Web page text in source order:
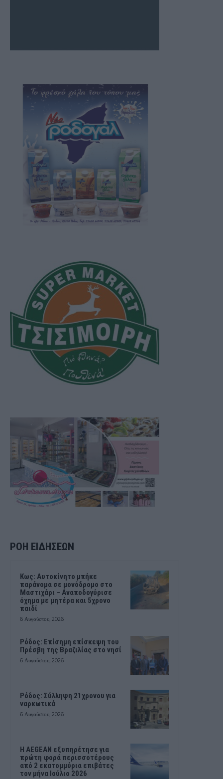
ΡΟΗ ΕΙΔΗΣΕΩΝ
Kως: Αυτοκίνητο μπήκε
παράνομα σε μονόδρομο στο
Μαστιχάρι – Αναποδογύρισε
όχημα με μητέρα και 5χρονο
παιδί
6 Αυγούστου, 2026
Ρόδος: Επίσημη επίσκεψη του
Πρέσβη της Βραζιλίας στο νησί
6 Αυγούστου, 2026
Ρόδος: Σύλληψη 21χρονου για
ναρκωτικά
6 Αυγούστου, 2026
Η AEGEAN εξυπηρέτησε για
πρώτη φορά περισσοτέρους
από 2 εκατομμύρια επιβάτες
τον μήνα Ιούλιο 2026